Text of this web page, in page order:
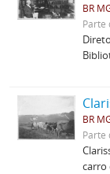
BR
Parte
BR
Parte
carro